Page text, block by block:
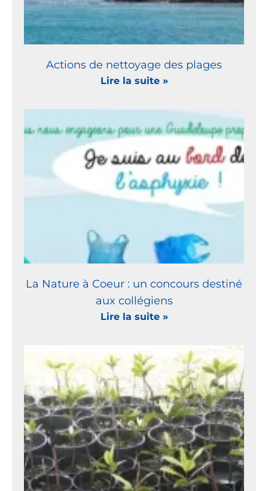
Actions de nettoyage des plages
Lire la suite »
La Nature à Coeur : un concours destiné
aux collégiens
Lire la suite »